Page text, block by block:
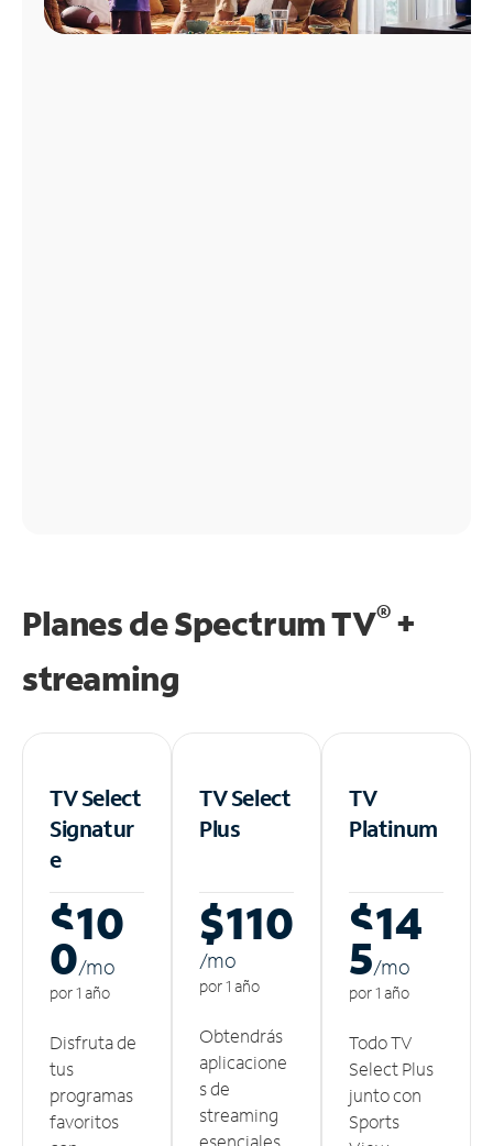
Planes de Spectrum TV®+
streaming
TV Select
Signatur
e
$10
0/mo
por 1 año
Disfruta de
tus
programas
favoritos
TV Select
Plus
$110
/mo
por 1 año
Obtendrás
aplicacione
s de
streaming
esenciales,
TV
Platinum
$14
5/mo
por 1 año
Todo TV
Select Plus
junto con
Sports